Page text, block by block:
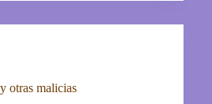
otras malicias